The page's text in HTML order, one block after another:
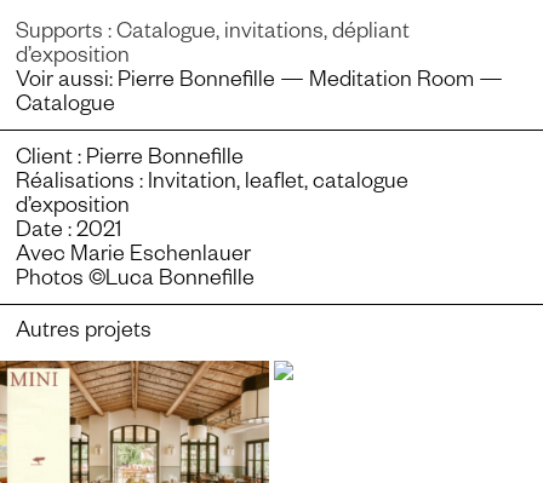
Supports : Catalogue, invitations, dépliant
d’exposition
Voir aussi: Pierre Bonnefille — Meditation Room —
Catalogue
Client : Pierre Bonnefille
Réalisations : Invitation, leaflet, catalogue
d’exposition
Date : 2021
Avec Marie Eschenlauer
Photos ©Luca Bonnefille
Autres projets